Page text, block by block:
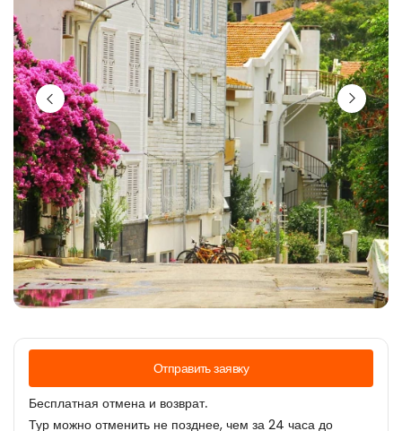
Отправить заявку
Бесплатная отмена и возврат.
Тур можно отменить не позднее, чем за 24 часа до